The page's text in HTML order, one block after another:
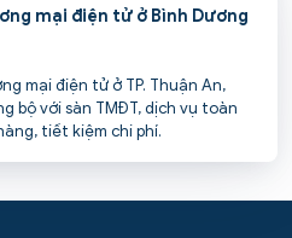
mại điện tử ở Bình Dương
mại điện tử ở TP. Thuận An,
bộ với sàn TMĐT, dịch vụ toàn
tiết kiệm chi phí.